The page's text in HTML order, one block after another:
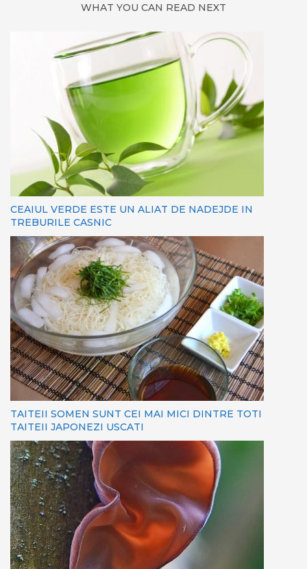
WHAT YOU CAN READ NEXT
CEAIUL VERDE ESTE UN ALIAT DE NADEJDE IN
TREBURILE CASNIC
TAITEII SOMEN SUNT CEI MAI MICI DINTRE TOTI
TAITEII JAPONEZI USCATI